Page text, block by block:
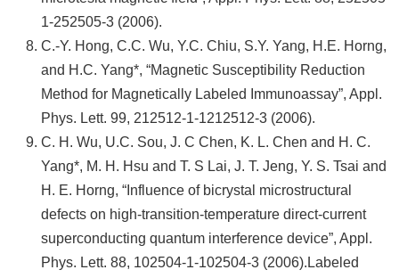
1-252505-3 (2006).
C.-Y. Hong, C.C. Wu, Y.C. Chiu, S.Y. Yang, H.E. Horng,
and H.C. Yang*, “Magnetic Susceptibility Reduction
Method for Magnetically Labeled Immunoassay”, Appl.
Phys. Lett. 99, 212512-1-1212512-3 (2006).
C. H. Wu, U.C. Sou, J. C Chen, K. L. Chen and H. C.
Yang*, M. H. Hsu and T. S Lai, J. T. Jeng, Y. S. Tsai and
H. E. Horng, “Influence of bicrystal microstructural
defects on high-transition-temperature direct-current
superconducting quantum interference device”, Appl.
Phys. Lett. 88, 102504-1-102504-3 (2006).Labeled